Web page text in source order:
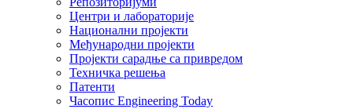
Центри и лабораторије
Национални пројекти
Међународни пројекти
Пројекти сарадње са привредом
Техничка решења
Патенти
Часопис Engineering Today